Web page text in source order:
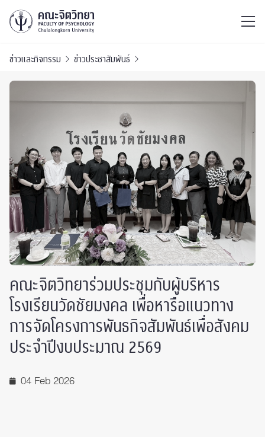
ข่าวและกิจกรรม ข่าวประชาสัมพันธ์
คณะจิตวิทยาร่วมประชุมกับผู้บริหาร
โรงเรียนวัดชัยมงคล เพื่อหารือแนวทาง
การจัดโครงการพันธกิจสัมพันธ์เพื่อสังคม
ประจำปีงบประมาณ 2569
04 Feb 2026